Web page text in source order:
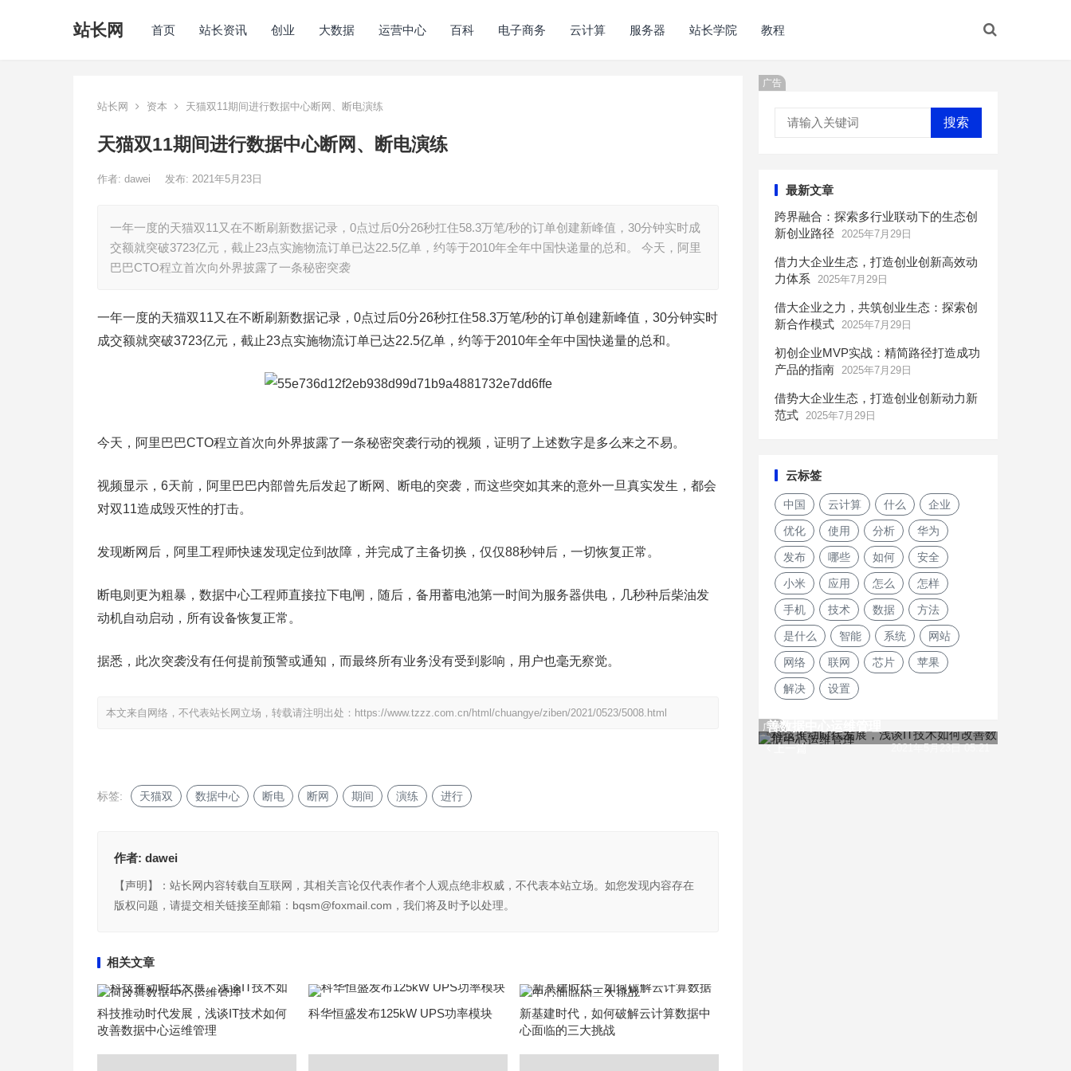
站长网 首页 站长资讯 创业 大数据 运营中心 百科 电子商务 云计算 服务器 站长学院 教程
站长网 资本 天猫双11期间进行数据中心断网、断电演练
天猫双11期间进行数据中心断网、断电演练
作者: dawei 发布: 2021年5月23日
一年一度的天猫双11又在不断刷新数据记录，0点过后0分26秒扛住58.3万笔/秒的订单创建新峰值，30分钟实时成
交额就突破3723亿元，截止23点实施物流订单已达22.5亿单，约等于2010年全年中国快递量的总和。 今天，阿里
巴巴CTO程立首次向外界披露了一条秘密突袭
一年一度的天猫双11又在不断刷新数据记录，0点过后0分26秒扛住58.3万笔/秒的订单创建新峰值，30分钟实时
成交额就突破3723亿元，截止23点实施物流订单已达22.5亿单，约等于2010年全年中国快递量的总和。
今天，阿里巴巴CTO程立首次向外界披露了一条秘密突袭行动的视频，证明了上述数字是多么来之不易。
视频显示，6天前，阿里巴巴内部曾先后发起了断网、断电的突袭，而这些突如其来的意外一旦真实发生，都会
对双11造成毁灭性的打击。
发现断网后，阿里工程师快速发现定位到故障，并完成了主备切换，仅仅88秒钟后，一切恢复正常。
断电则更为粗暴，数据中心工程师直接拉下电闸，随后，备用蓄电池第一时间为服务器供电，几秒种后柴油发
动机自动启动，所有设备恢复正常。
据悉，此次突袭没有任何提前预警或通知，而最终所有业务没有受到影响，用户也毫无察觉。
本文来自网络，不代表站长网立场，转载请注明出处： https://www.tzzz.com.cn/html/chuangye/ziben/2021/0523/5008.html
标签: 天猫双 数据中心 断电 断网 期间 演练 进行
作者: dawei
【声明】：站长网内容转载自互联网，其相关言论仅代表作者个人观点绝非权威，不代表本站立场。如您发现内容存在
版权问题，请提交相关链接至邮箱：bqsm@foxmail.com，我们将及时予以处理。
相关文章
科技推动时代发展，浅谈IT技术如何
改善数据中心运维管理
科华恒盛发布125kW UPS功率模块
新基建时代，如何破解云计算数据中
心面临的三大挑战
广告
搜索
最新文章
跨界融合：探索多行业联动下的生态创
新创业路径
2025年7月29日
借力大企业生态，打造创业创新高效动
力体系
2025年7月29日
借大企业之力，共筑创业生态：探索创
新合作模式 2025年7月29日
初创企业MVP实战：精简路径打造成功
产品的指南 2025年7月29日
借势大企业生态，打造创业创新动力新
范式 2025年7月29日
云标签
中国 云计算 什么 企业
优化 使用 分析 华为
发布 哪些 如何 安全
小米 应用 怎么 怎样
手机 技术 数据 方法
是什么 智能 系统 网站
网络 联网 芯片 苹果
解决 设置
广告
上一篇
善数据中心运维管理
2021年5月23日 05:21